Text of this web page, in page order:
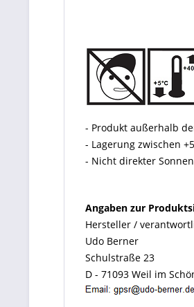
- Produkt außerhalb
- Lagerung zwischen
- Nicht direkter
Angaben zur
Hersteller /
Udo Berner
Schulstraße 23
D - 71093 Weil im